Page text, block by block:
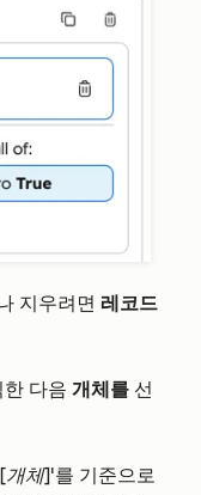
지우려면 레코드
다음 개체를 선
개체]'를 기준으로